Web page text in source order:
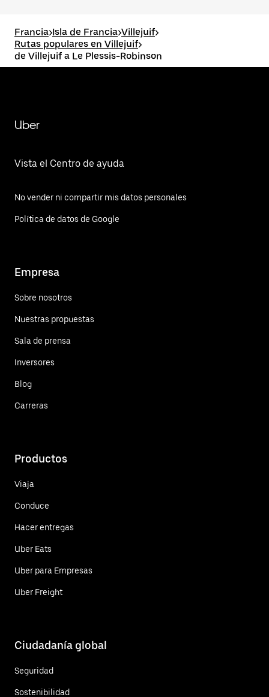
Francia>Isla de Francia>Villejuif>
Rutas populares en Villejuif>
de Villejuif a Le Plessis-Robinson
Uber
Vista el Centro de ayuda
No vender ni compartir mis datos personales
Política de datos de Google
Empresa
Sobre nosotros
Nuestras propuestas
Sala de prensa
Inversores
Blog
Carreras
Productos
Viaja
Conduce
Hacer entregas
Uber Eats
Uber para Empresas
Uber Freight
Ciudadanía global
Seguridad
Sostenibilidad